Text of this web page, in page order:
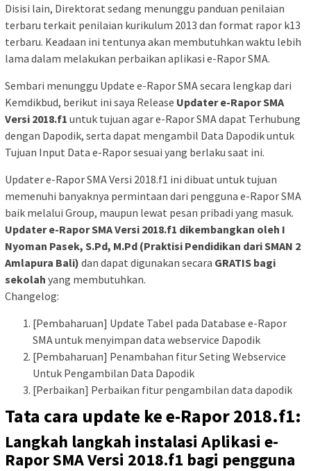
Disisi lain, Direktorat sedang menunggu panduan penilaian
terbaru terkait penilaian kurikulum 2013 dan format rapor k13
terbaru. Keadaan ini tentunya akan membutuhkan waktu lebih
lama dalam melakukan perbaikan aplikasi e-Rapor SMA.
Sembari menunggu Update e-Rapor SMA secara lengkap dari
Kemdikbud, berikut ini saya Release Updater e-Rapor SMA
Versi 2018.f1 untuk tujuan agar e-Rapor SMA dapat Terhubung
dengan Dapodik, serta dapat mengambil Data Dapodik untuk
Tujuan Input Data e-Rapor sesuai yang berlaku saat ini.
Updater e-Rapor SMA Versi 2018.f1 ini dibuat untuk tujuan
memenuhi banyaknya permintaan dari pengguna e-Rapor SMA
baik melalui Group, maupun lewat pesan pribadi yang masuk.
Updater e-Rapor SMA Versi 2018.f1 dikembangkan oleh I
Nyoman Pasek, S.Pd, M.Pd (Praktisi Pendidikan dari SMAN 2
Amlapura Bali) dan dapat digunakan secara GRATIS bagi
sekolah yang membutuhkan.
Changelog:
[Pembaharuan] Update Tabel pada Database e-Rapor
SMA untuk menyimpan data webservice Dapodik
[Pembaharuan] Penambahan fitur Seting Webservice
Untuk Pengambilan Data Dapodik
[Perbaikan] Perbaikan fitur pengambilan data dapodik
Tata cara update ke e-Rapor 2018.f1:
Langkah langkah instalasi Aplikasi e-
Rapor SMA Versi 2018.f1 bagi pengguna